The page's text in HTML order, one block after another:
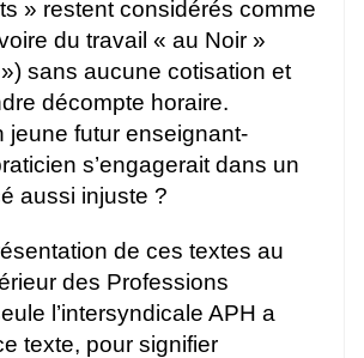
» restent considérés comme
du travail « au Noir »
sans aucune cotisation et
décompte horaire.
jeune futur enseignant-
s’engagerait dans un
aussi injuste ?
de ces textes au
des Professions
l’intersyndicale APH a
texte, pour signifier